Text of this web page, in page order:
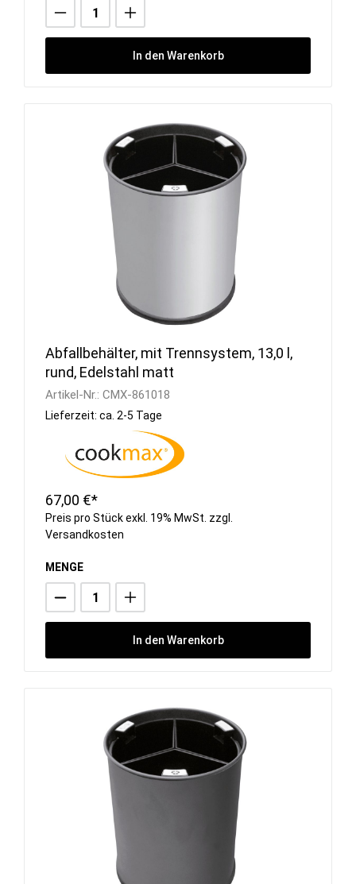
In den Warenkorb
Abfallbehälter, mit Trennsystem, 13,0 l,
rund, Edelstahl matt
Artikel-Nr.: CMX-861018
Lieferzeit: ca. 2-5 Tage
67,00 €*
Preis pro Stück exkl. 19% MwSt. zzgl.
Versandkosten
MENGE
In den Warenkorb